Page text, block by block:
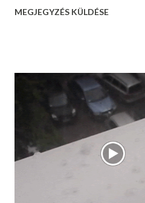
ChromeOS-es eszköz.
android-l-framework-uwp.html
MEGJEGYZÉS KÜLDÉSE